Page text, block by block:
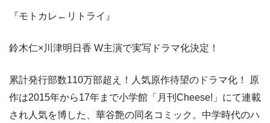
『モトカレ←リトライ』
鈴木仁×川津明日香 W主演で実写ドラマ化決定！
累計発行部数110万部超え！人気原作待望のドラマ化！ 原
作は2015年から17年まで小学館「月刊Cheese!」にて連載
され人気を博した、華谷艶の同名コミック。中学時代のハ